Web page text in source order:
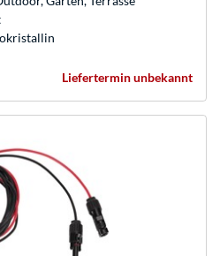
Liefertermin unbekannt